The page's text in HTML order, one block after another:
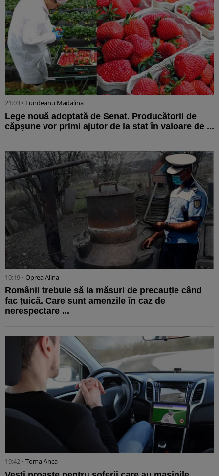
21:03 • Fundeanu Madalina
Lege nouă adoptată de Senat. Producătorii de
căpșune vor primi ajutor de la stat în valoare de ...
10:19 • Oprea Alina
Românii trebuie să ia măsuri de precauție când
fac țuică. Care sunt amenzile în caz de
nerespectare ...
19:42 • Toma Anca